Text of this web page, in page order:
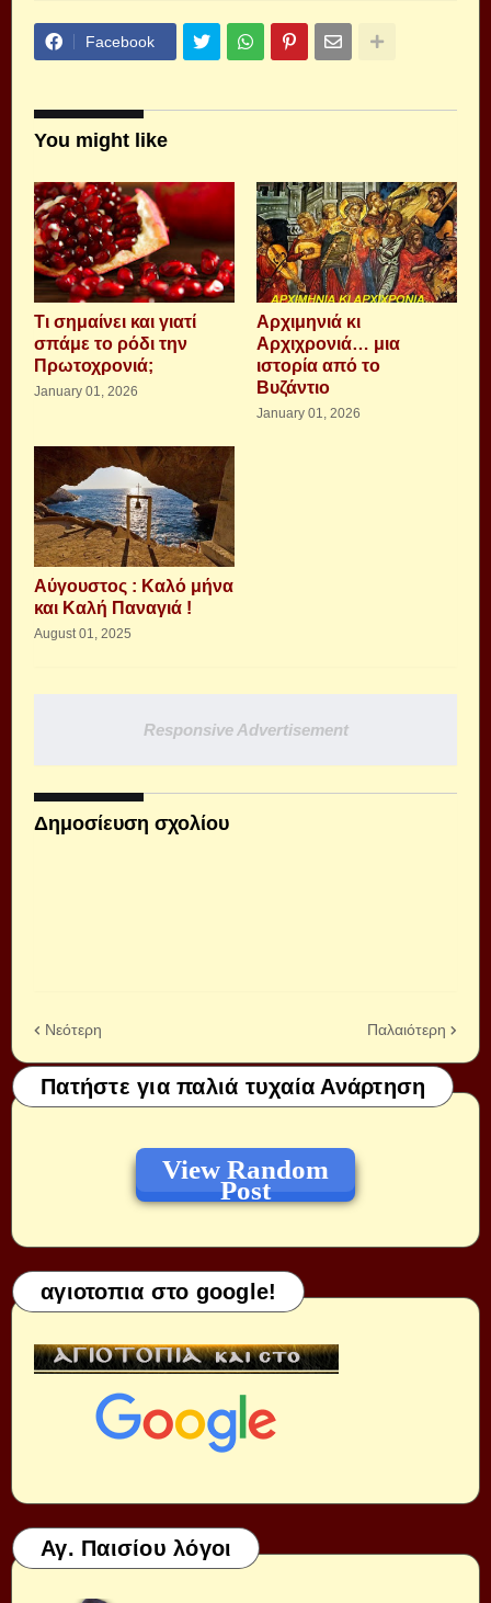
Facebook
You might like
Τι σημαίνει και γιατί
σπάμε το ρόδι την
Πρωτοχρονιά;
January 01, 2026
Αρχιμηνιά κι
Αρχιχρονιά… μια
ιστορία από το
Βυζάντιο
January 01, 2026
Αύγουστος : Καλό μήνα
και Καλή Παναγιά !
August 01, 2025
Responsive Advertisement
Δημοσίευση σχολίου
Νεότερη Παλαιότερη
Πατήστε για παλιά τυχαία Ανάρτηση
View Random
Post
αγιοτοπια στο google!
Αγ. Παισίου λόγοι